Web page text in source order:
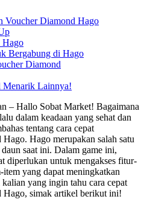
Voucher Diamond Hago
Hago
Bergabung di Hago
Diamond
Menarik Lainnya!
– Hallo Sobat Market! Bagaimana
dalam keadaan yang sehat dan
tentang cara cepat
Hago merupakan salah satu
saat ini. Dalam game ini,
diperlukan untuk mengakses fitur-
yang dapat meningkatkan
yang ingin tahu cara cepat
Hago, simak artikel berikut ini!